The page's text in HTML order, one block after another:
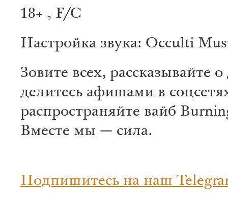
18+ , F/C
Настройка звука: Occulti
Зовите всех, рассказывайте
делитесь афишами в
распространяйте вайб
Вместе мы — сила.
Подпишитесь на наш